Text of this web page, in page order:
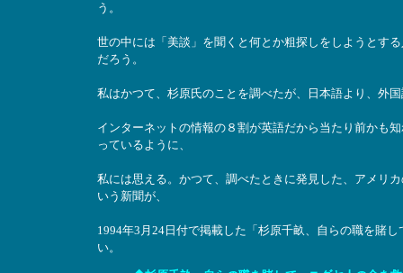
う。
世の中には「美談」を聞くと何とか粗探しをしようとす
だろう。
私はかつて、杉原氏のことを調べたが、日本語より、外
インターネットの情報の８割が英語だから当たり前かも
っているように、
私には思える。かつて、調べたときに発見した、アメリ
いう新聞が、
1994年3月24日付で掲載した「杉原千畝、自らの職を賭
い。